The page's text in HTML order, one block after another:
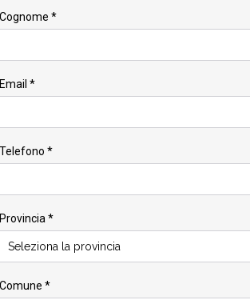
Cognome *
Email *
Telefono *
Provincia *
Seleziona la provincia
Comune *